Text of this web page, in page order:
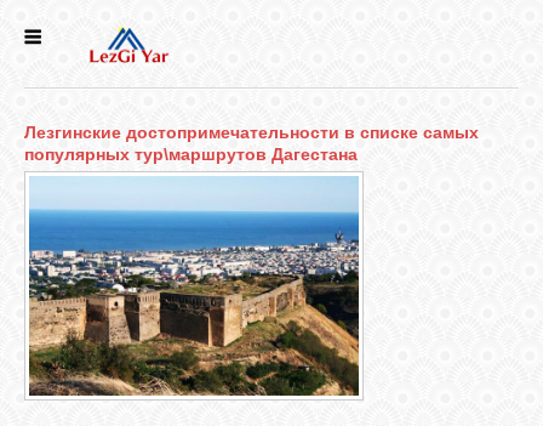
СЕЛА
ИСТОРИЯ
КУЛЬТУРА
ГОЛОС
ЛЕЗГИН
Лезгинские достопримечательности в списке самых
популярных тур\маршрутов Дагестана